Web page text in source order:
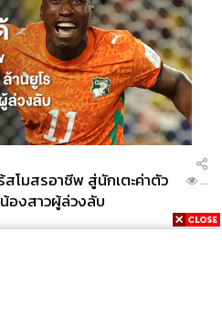
โมสรอาชีพ สู่นักเตะค่าตัว
องสาวผู้ล่วงลับ
...